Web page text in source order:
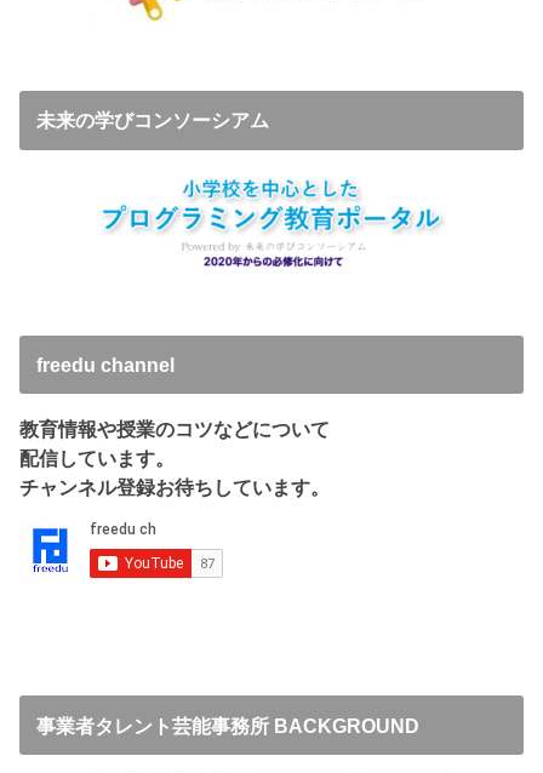
未来の学びコンソーシアム
freedu channel
教育情報や授業のコツなどについて
配信しています。
チャンネル登録お待ちしています。
事業者タレント芸能事務所 BACKGROUND